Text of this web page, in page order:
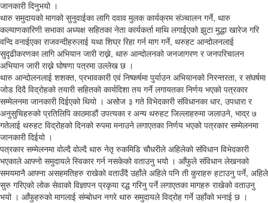
जानकारी दिनुभयो ।
थारु समुदायको मागको सुनुवाईका लागि दवाव मुलक कार्यक्रम संञ्चालन गर्ने, थारु
कल्याणकारिणी सभाका अध्यक्ष सहितका नेता कार्यकर्ता माथि लगाईएको झुटा मुद्धा खारेज गरि
वन्दि वनाईएका राजवन्दीहरुलाई यथा शिघ्र रिहा गर्न माग गर्ने, थरुहट आन्दोलनलाई
सुदृढीकरणका लागि अभियान जारी राख्ने, थारु आन्दोलनको जनजागरण र जनपरिचालन
अभियान जारी राख्ने घोषणा पत्रमा उल्लेख छ ।
थारु आन्दोलनलाई शशक्त, प्रभावकारी एवं निष्कर्षमा पुर्याउन अभियानको निरन्तरता, र संघर्षमा
जोड दिदै विद्रोहको तयारी सहितको कार्यदिशा तय गर्ने लगायतका निर्णय भएको पत्रकार
सम्मेलनमा जानकारी दिईएको थियो । असोज ३ गते विभेदकारी संविधानका धार, उपधारा र
अनुसुचिहरुको प्रतिलिपि काठमाडौं उपत्यका र अन्य थरुहट जिल्लाहरुमा जलाउने, भाद्र ७
गतेलाई थरुहट विद्रोहको दिनको रुपमा मनाउने लगाएतका निर्णय भएको पत्रकार सम्मेलनमा
जानकारी दिईयो ।
पत्रकार सम्मेलनमा वोल्दै वोल्दै थारु नेतृ रुकमिडि चौधरीले अहिलेको संविधान विभेदकारी
भएकाले आफ्नो समुदायले स्विकार गर्न नसकेको वताउनु भयो । आँफुले संविधान लेखनको
समयमानै आफ्ना असहमतिहरु राखेको वताउँदै उहाँले अहिले पनि ती कुराहरु हटाउनु पर्ने, अहिले
सुरु गरिएको लोक सेवाको विज्ञापन प्रकृया रद्ध गरिनु पर्ने लगाएतका मागहरु राखेको वताउनु
भयो । आँफुहरुको मागलाई संम्बोधन नगरे थारु समुदायले विद्रोह गर्ने उहाँको भनाई छ ।